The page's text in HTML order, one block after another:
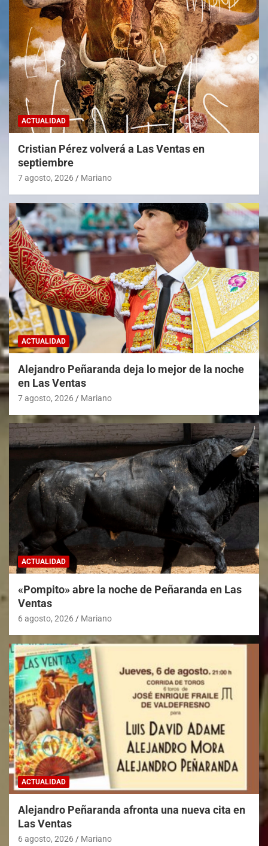
ACTUALIDAD
Cristian Pérez volverá a Las Ventas en
septiembre
7 agosto, 2026 Mariano
ACTUALIDAD
Alejandro Peñaranda deja lo mejor de la noche
en Las Ventas
7 agosto, 2026 Mariano
ACTUALIDAD
«Pompito» abre la noche de Peñaranda en Las
Ventas
6 agosto, 2026 Mariano
ACTUALIDAD
Alejandro Peñaranda afronta una nueva cita en
Las Ventas
6 agosto, 2026 Mariano